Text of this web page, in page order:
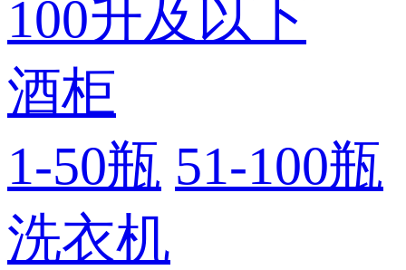
100升及以下
酒柜
1-50瓶 51-100瓶
洗衣机